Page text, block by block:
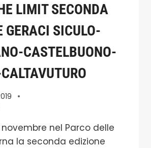
LIMIT SECONDA
GERACI SICULO-
CASTELBUONO-
nel Parco delle
la seconda edizione